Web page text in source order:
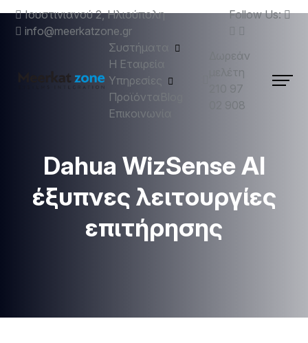
Ιουστινιανού 2, Ηλιούπολη
info@meerkatzone.gr
Follow Us:
Συστήματα
Η Εταιρεία
Υπηρεσίες
Προϊόντα
Επικοινωνία
Δωρεάν
μελέτη
210 97
02 908
Dahua WizSense AI
έξυπνες λειτουργίες
επιτήρησης